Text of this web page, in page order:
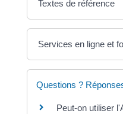
Textes de référence
Services en ligne et
Questions ?
Peut-on utiliser